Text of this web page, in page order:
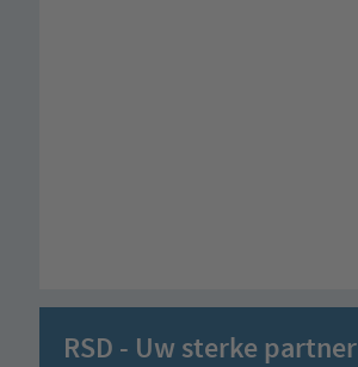
RSD - Uw sterke partner